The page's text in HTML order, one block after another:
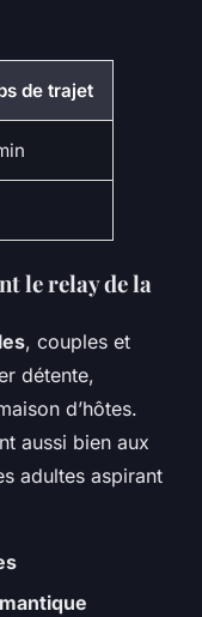
de trajet
le relay de la
, couples et
détente,
d’hôtes.
aussi bien aux
adultes aspirant